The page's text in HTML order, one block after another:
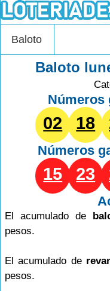
Baloto
Baloto
Números
02 18
Números
15 23
El acumulado de
pesos.
El acumulado de
pesos.